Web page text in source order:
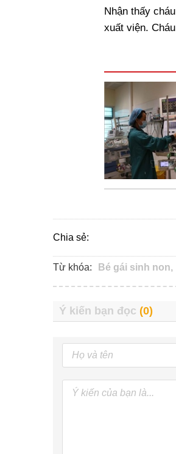
Nhận thấy
xuất viện.
Chia sẻ:
Từ khóa: Bé gái sinh non,